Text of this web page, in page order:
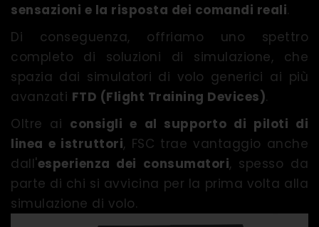
sensazioni e la risposta dei comandi reali.
Di conseguenza, offriamo uno spettro
completo di soluzioni di simulazione, che
spazia dai simulatori di volo generici ai più
avanzati FTD (Flight Training Devices).
Oltre ai consigli e al supporto di piloti di
linea e istruttori, FSC trae vantaggio anche
dall'esperienza dei consumatori, spesso da
parte di chi si avvicina per la prima volta alla
simulazione di volo.